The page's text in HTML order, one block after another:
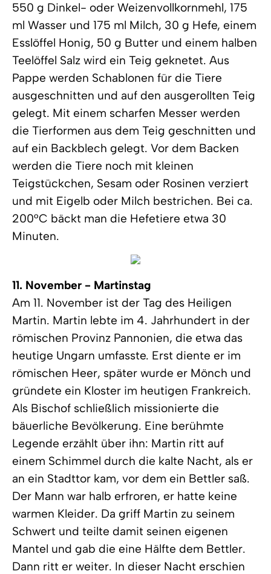
550 g Dinkel- oder Weizenvollkornmehl, 175
ml Wasser und 175 ml Milch, 30 g Hefe, einem
Esslöffel Honig, 50 g Butter und einem halben
Teelöffel Salz wird ein Teig geknetet. Aus
Pappe werden Schablonen für die Tiere
ausgeschnitten und auf den ausgerollten Teig
gelegt. Mit einem scharfen Messer werden
die Tierformen aus dem Teig geschnitten und
auf ein Backblech gelegt. Vor dem Backen
werden die Tiere noch mit kleinen
Teigstückchen, Sesam oder Rosinen verziert
und mit Eigelb oder Milch bestrichen. Bei ca.
200°C bäckt man die Hefetiere etwa 30
Minuten.
11. November - Martinstag
Am 11. November ist der Tag des Heiligen
Martin. Martin lebte im 4. Jahrhundert in der
römischen Provinz Pannonien, die etwa das
heutige Ungarn umfasste. Erst diente er im
römischen Heer, später wurde er Mönch und
gründete ein Kloster im heutigen Frankreich.
Als Bischof schließlich missionierte die
bäuerliche Bevölkerung. Eine berühmte
Legende erzählt über ihn: Martin ritt auf
einem Schimmel durch die kalte Nacht, als er
an ein Stadttor kam, vor dem ein Bettler saß.
Der Mann war halb erfroren, er hatte keine
warmen Kleider. Da griff Martin zu seinem
Schwert und teilte damit seinen eigenen
Mantel und gab die eine Hälfte dem Bettler.
Dann ritt er weiter. In dieser Nacht erschien